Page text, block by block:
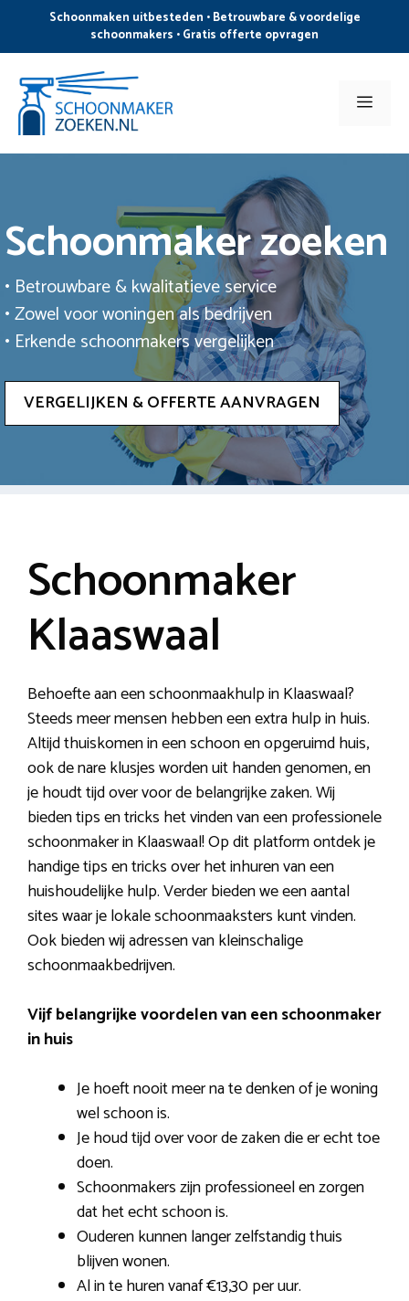
de
inhoud
Schoonmaken uitbesteden • Betrouwbare & voordelige
schoonmakers • Gratis offerte opvragen
Menu
Schoonmaker zoeken
• Betrouwbare & kwalitatieve service
• Zowel voor woningen als bedrijven
• Erkende schoonmakers vergelijken
VERGELIJKEN & OFFERTE AANVRAGEN
Schoonmaker
Klaaswaal
Behoefte aan een schoonmaakhulp in Klaaswaal?
Steeds meer mensen hebben een extra hulp in huis.
Altijd thuiskomen in een schoon en opgeruimd huis,
ook de nare klusjes worden uit handen genomen, en
je houdt tijd over voor de belangrijke zaken. Wij
bieden tips en tricks het vinden van een professionele
schoonmaker in Klaaswaal! Op dit platform ontdek je
handige tips en tricks over het inhuren van een
huishoudelijke hulp. Verder bieden we een aantal
sites waar je lokale schoonmaaksters kunt vinden.
Ook bieden wij adressen van kleinschalige
schoonmaakbedrijven.
Vijf belangrijke voordelen van een schoonmaker
in huis
Je hoeft nooit meer na te denken of je woning
wel schoon is.
Je houd tijd over voor de zaken die er echt toe
doen.
Schoonmakers zijn professioneel en zorgen
dat het echt schoon is.
Ouderen kunnen langer zelfstandig thuis
blijven wonen.
Al in te huren vanaf €13,30 per uur.